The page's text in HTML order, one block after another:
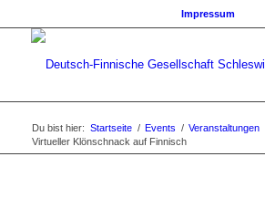
Impressum
Du bist hier: Startseite / Events / Veranstaltungen
Virtueller Klönschnack auf Finnisch